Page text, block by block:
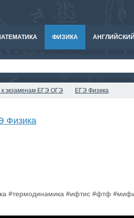
ФИЗИКА АНГЛИЙСКИЙ
к экзаменам ЕГЭ ОГЭ ЕГЭ Физика
Физика
#термодинамика #ифтис #фтф